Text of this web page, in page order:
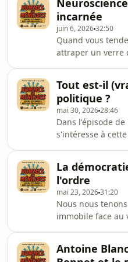
l'homme dont
les innovations
connait.https://
par Ausha.
de-confidentialite
d'informations.
incarnée
juin 6, 202632:50
Quand vous
attraper un verre
sans avoir besoin
consciemment.
pense ? Dans
vous présente
and Extended
Cognition de
papier qui
des lieux de la
Tout est-il
politique ?
mai 30, 202628:46
Dans l'épisode
s'intéresse à
"Tout est
? Qu'implique-t-
croiserez la route
de Hayek, et celle
Une semaine
Bonne
écoute.https://
par A
La
l'ordre
mai 23, 202631:20
Nous nous
immobile face au
il y a un potentiel,
Antoine